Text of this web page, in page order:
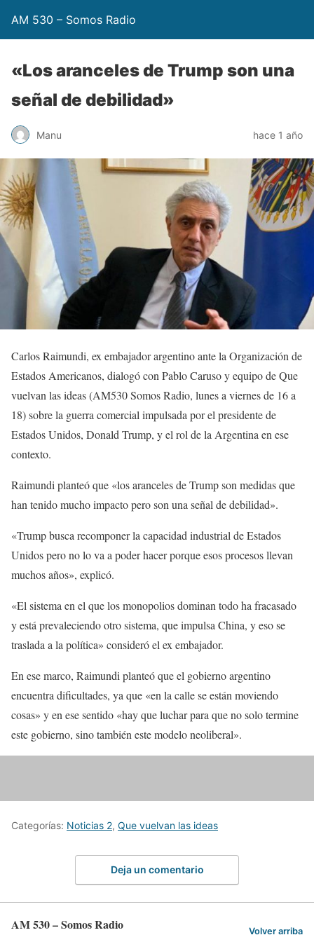
AM 530 – Somos Radio
«Los aranceles de Trump son una
señal de debilidad»
Manu hace 1 año
Carlos Raimundi, ex embajador argentino ante la Organización de
Estados Americanos, dialogó con Pablo Caruso y equipo de Que
vuelvan las ideas (AM530 Somos Radio, lunes a viernes de 16 a
18) sobre la guerra comercial impulsada por el presidente de
Estados Unidos, Donald Trump, y el rol de la Argentina en ese
contexto.
Raimundi planteó que «los aranceles de Trump son medidas que
han tenido mucho impacto pero son una señal de debilidad».
«Trump busca recomponer la capacidad industrial de Estados
Unidos pero no lo va a poder hacer porque esos procesos llevan
muchos años», explicó.
«El sistema en el que los monopolios dominan todo ha fracasado
y está prevaleciendo otro sistema, que impulsa China, y eso se
traslada a la política» consideró el ex embajador.
En ese marco, Raimundi planteó que el gobierno argentino
encuentra dificultades, ya que «en la calle se están moviendo
cosas» y en ese sentido «hay que luchar para que no solo termine
este gobierno, sino también este modelo neoliberal».
Categorías: Noticias 2, Que vuelvan las ideas
Deja un comentario
AM 530 – Somos Radio Volver arriba